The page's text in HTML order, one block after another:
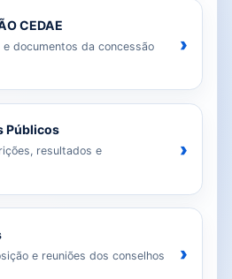
CEDAE
e documentos da concessão
›
Públicos
resultados e
›
e reuniões dos conselhos
›